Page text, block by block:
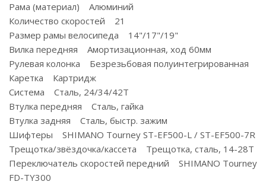
Рама (материал) Алюминий
Количество скоростей 21
Размер рамы велосипеда 14"/17"/19"
Вилка передняя Амортизационная, ход 60мм
Рулевая колонка Безрезьбовая полуинтегрированная
Каретка Картридж
Система Сталь, 24/34/42Т
Втулка передняя Сталь, гайка
Втулка задняя Сталь, быстр. зажим
Шифтеры SHIMANO Tourney ST-EF500-L / ST-EF500-7R
Трещотка/звёздочка/кассета Трещотка, сталь, 14-28Т
Переключатель скоростей передний SHIMANO Tourney
FD-TY300